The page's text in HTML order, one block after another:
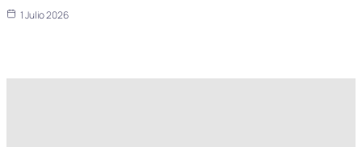
1 Julio 2026